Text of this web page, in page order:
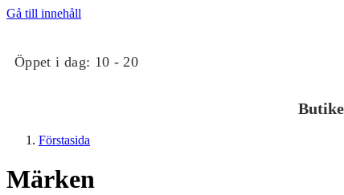
Gå till innehåll
Öppet i dag: 10 - 20
Förstasida
Märken